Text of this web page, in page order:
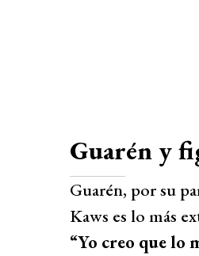
Guarén y
Guarén, por su
Kaws es lo más
“Yo creo que lo